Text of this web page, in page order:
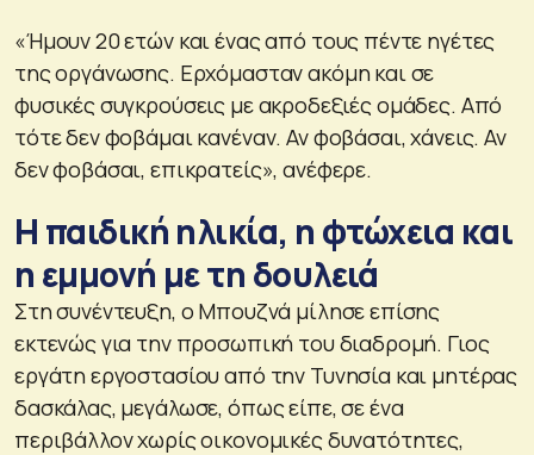
«Ήμουν 20 ετών και ένας από τους πέντε ηγέτες
της οργάνωσης. Ερχόμασταν ακόμη και σε
φυσικές συγκρούσεις με ακροδεξιές ομάδες. Από
τότε δεν φοβάμαι κανέναν. Αν φοβάσαι, χάνεις. Αν
δεν φοβάσαι, επικρατείς», ανέφερε.
Η παιδική ηλικία, η φτώχεια και
η εμμονή με τη δουλειά
Στη συνέντευξη, ο Μπουζνά μίλησε επίσης
εκτενώς για την προσωπική του διαδρομή. Γιος
εργάτη εργοστασίου από την Τυνησία και μητέρας
δασκάλας, μεγάλωσε, όπως είπε, σε ένα
περιβάλλον χωρίς οικονομικές δυνατότητες,